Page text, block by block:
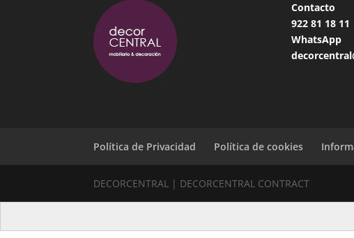
Contacto
922 81 18 11
WhatsApp
Política de Privacidad Política de cookies
DECORCENTRAL | DECORCENTRAL CONTRACT